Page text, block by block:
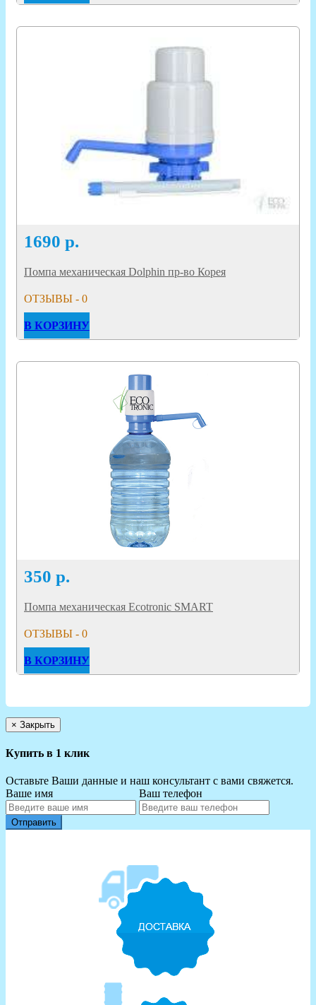
1690 р.
Помпа механическая Dolphin пр-во Корея
ОТЗЫВЫ - 0
В КОРЗИНУ
350 р.
Помпа механическая Ecotronic SMART
ОТЗЫВЫ - 0
В КОРЗИНУ
× Закрыть
Купить в 1 клик
Оставьте Ваши данные и наш консультант с вами свяжется.
Ваше имя
Ваш телефон
Отправить